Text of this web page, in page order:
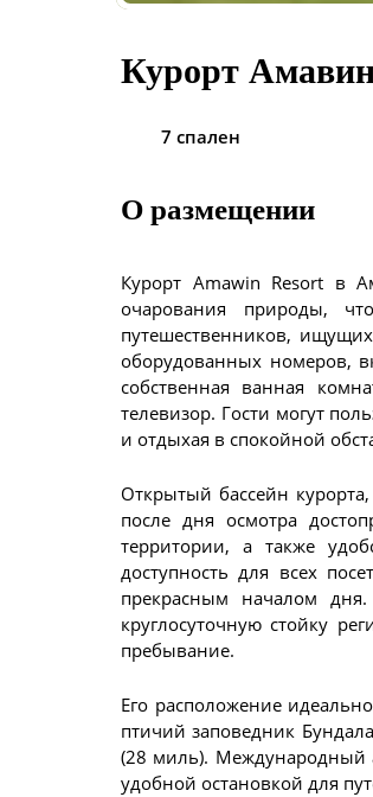
Курорт
7 спален
О размещении
Курорт Amawin Resort в
очарования природы,
путешественников,
оборудованных номеров,
собственная ванная
телевизор. Гости могут
и отдыхая в спокойной
Открытый бассейн
после дня осмотра
территории, а также
доступность для всех
прекрасным началом
круглосуточную стойку
пребывание.
Его расположение
птичий заповедник
(28 миль). Международный
удобной остановкой для